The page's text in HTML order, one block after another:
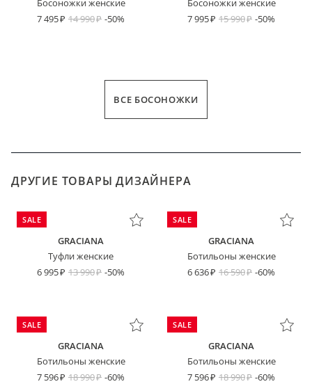
Босоножки женские
7 495
14 990 -50%
Босоножки женские
7 995
15 990 -50%
ВСЕ БОСОНОЖКИ
ДРУГИЕ ТОВАРЫ ДИЗАЙНЕРА
SALE
GRACIANA
Туфли женские
6 995
13 990 -50%
SALE
GRACIANA
Ботильоны женские
6 636
16 590 -60%
SALE
GRACIANA
Ботильоны женские
7 596
18 990 -60%
SALE
GRACIANA
Ботильоны женские
7 596
18 990 -60%